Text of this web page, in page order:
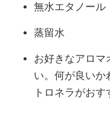
無水エタノール
蒸留水
お好きなアロマ
い。何が良いか
トロネラがおす